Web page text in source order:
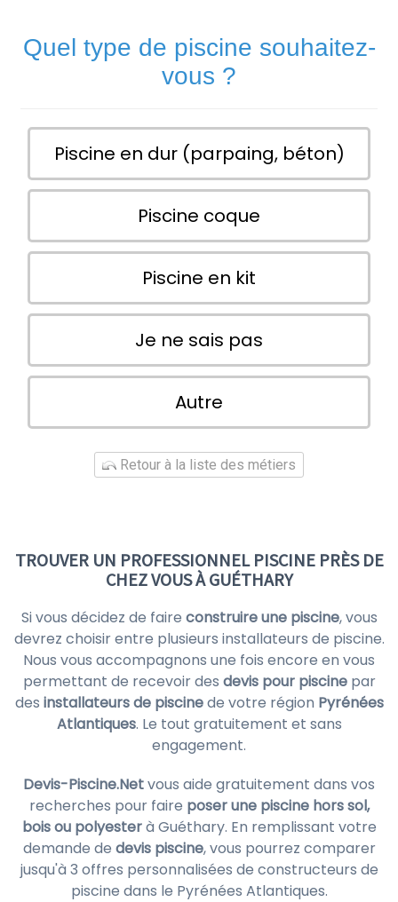
Quel type de piscine souhaitez-
vous ?
Piscine en dur (parpaing, béton)
Piscine coque
Piscine en kit
Je ne sais pas
Autre
Retour à la liste des métiers
TROUVER UN PROFESSIONNEL PISCINE PRÈS DE
CHEZ VOUS À GUÉTHARY
Si vous décidez de faire construire une piscine, vous
devrez choisir entre plusieurs installateurs de piscine.
Nous vous accompagnons une fois encore en vous
permettant de recevoir des devis pour piscinepar
des installateurs de piscinede votre région Pyrénées
Atlantiques. Le tout gratuitement et sans
engagement.
Devis-Piscine.Netvous aide gratuitement dans vos
recherches pour faire poser une piscine hors sol,
bois ou polyesterà Guéthary. En remplissant votre
demande de devis piscine, vous pourrez comparer
jusqu'à 3 offres personnalisées de constructeurs de
piscine dans le Pyrénées Atlantiques.